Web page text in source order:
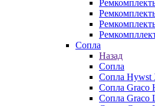
Сопла
Назад
Сопла
Сопла Hywst
Сопла Graco
Сопла Graco